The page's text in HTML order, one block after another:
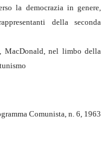
la democrazia in genere,
della seconda
MacDonald, nel limbo della
Comunista, n. 6, 1963